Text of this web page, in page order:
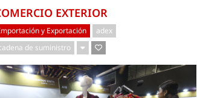
EXTERIOR
y Exportación
adex
de suministro